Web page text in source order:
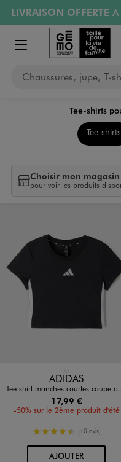
Aller au contenu
Aller à la navigation
LIVRAISON OFFERTE
RETRAIT ET LIVRAISON
PAYEZ EN 3x SANS
Retours OFFERTS
Afficher le menu
Chaussures, jupe, T-
Tee-shirts
Tee-shirts
Choisir mon magasin
pour voir les produits
Disponible en 1 coloris
ADIDAS
Tee-shirt manches courtes coupe courte fille - Adidas
17,99 €
-50% sur le 2ème produit d'été
4.5/5 de moyenne
(10 avis)
AJOUTERAU PANIER